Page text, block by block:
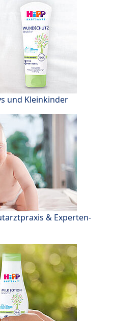
und Kleinkinder
& Experten-